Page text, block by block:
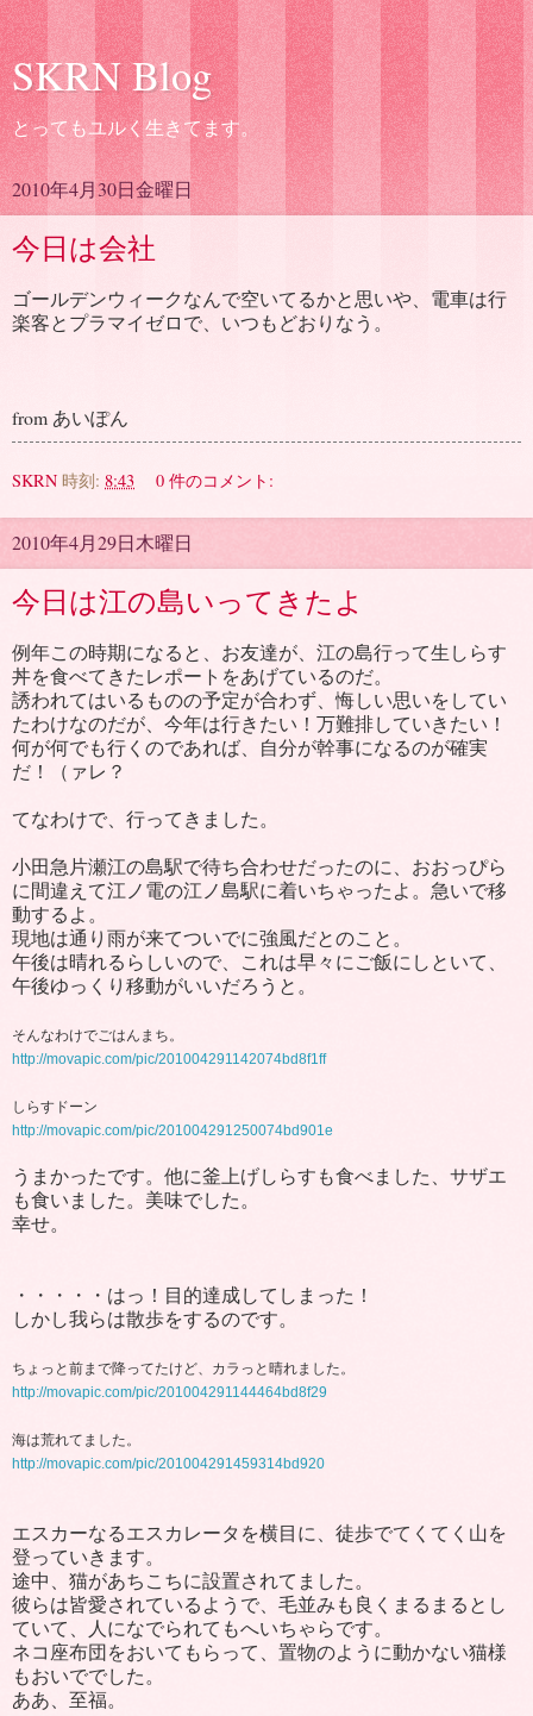
SKRN Blog
とってもユルく生きてます。
2010年4月30日金曜日
今日は会社
ゴールデンウィークなんで空いてるかと思いや、電車は行
楽客とプラマイゼロで、いつもどおりなう。
from あいぽん
SKRN 時刻: 8:43 0 件のコメント:
2010年4月29日木曜日
今日は江の島いってきたよ
例年この時期になると、お友達が、江の島行って生しらす
丼を食べてきたレポートをあげているのだ。
誘われてはいるものの予定が合わず、悔しい思いをしてい
たわけなのだが、今年は行きたい！万難排していきたい！
何が何でも行くのであれば、自分が幹事になるのが確実
だ！（ァレ？
てなわけで、行ってきました。
小田急片瀬江の島駅で待ち合わせだったのに、おおっぴら
に間違えて江ノ電の江ノ島駅に着いちゃったよ。急いで移
動するよ。
現地は通り雨が来てついでに強風だとのこと。
午後は晴れるらしいので、これは早々にご飯にしといて、
午後ゆっくり移動がいいだろうと。
そんなわけでごはんまち。
http://movapic.com/pic/201004291142074bd8f1ff
しらすドーン
http://movapic.com/pic/201004291250074bd901e
うまかったです。他に釜上げしらすも食べました、サザエ
も食いました。美味でした。
幸せ。
・・・・・はっ！目的達成してしまった！
しかし我らは散歩をするのです。
ちょっと前まで降ってたけど、カラっと晴れました。
http://movapic.com/pic/201004291144464bd8f29
海は荒れてました。
http://movapic.com/pic/201004291459314bd920
エスカーなるエスカレータを横目に、徒歩でてくてく山を
登っていきます。
途中、猫があちこちに設置されてました。
彼らは皆愛されているようで、毛並みも良くまるまるとし
ていて、人になでられてもへいちゃらです。
ネコ座布団をおいてもらって、置物のように動かない猫様
もおいででした。
ああ、至福。